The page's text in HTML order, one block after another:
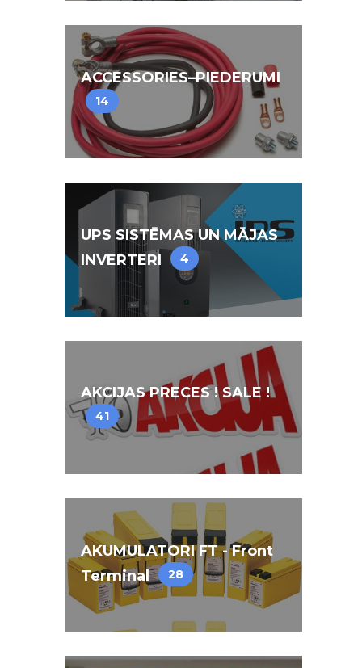
ACCESSORIES–PIEDERUMI
14
UPS SISTĒMAS UN MĀJAS
INVERTERI
4
AKCIJAS PRECES ! SALE !
41
AKUMULATORI FT - Front
Terminal
28